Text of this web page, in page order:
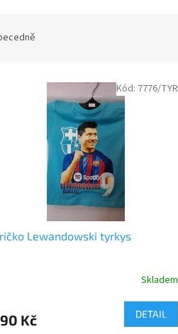
Lewandowski tyrkys
Skladem
Kč DETAIL
Kód: 7776/TYR